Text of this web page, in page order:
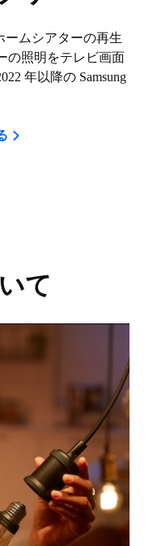
ームシアターの再生
の照明をテレビ画面
年以降の Samsung
て